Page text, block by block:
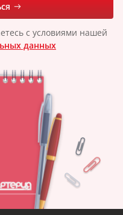
с условиями нашей
данных